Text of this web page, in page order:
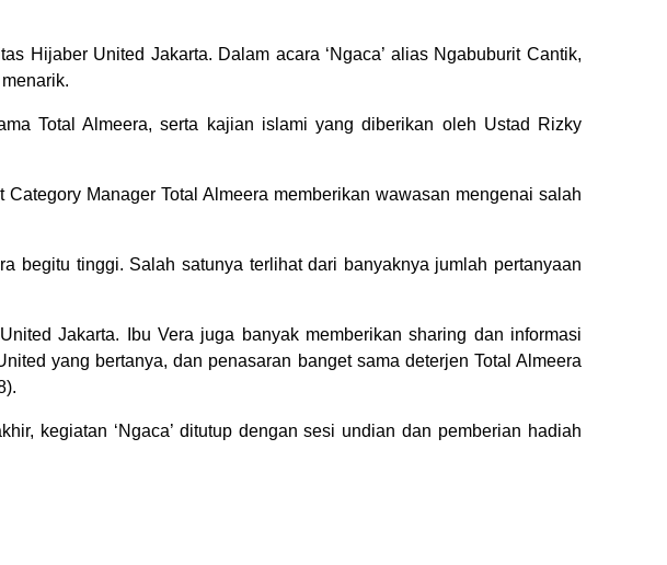
Hijaber United Jakarta. Dalam acara ‘Ngaca’ alias Ngabuburit Cantik,
Total Almeera, serta kajian islami yang diberikan oleh Ustad Rizky
Manager Total Almeera memberikan wawasan mengenai salah
begitu tinggi. Salah satunya terlihat dari banyaknya jumlah pertanyaan
Jakarta. Ibu Vera juga banyak memberikan sharing dan informasi
yang bertanya, dan penasaran banget sama deterjen Total Almeera
kegiatan ‘Ngaca’ ditutup dengan sesi undian dan pemberian hadiah